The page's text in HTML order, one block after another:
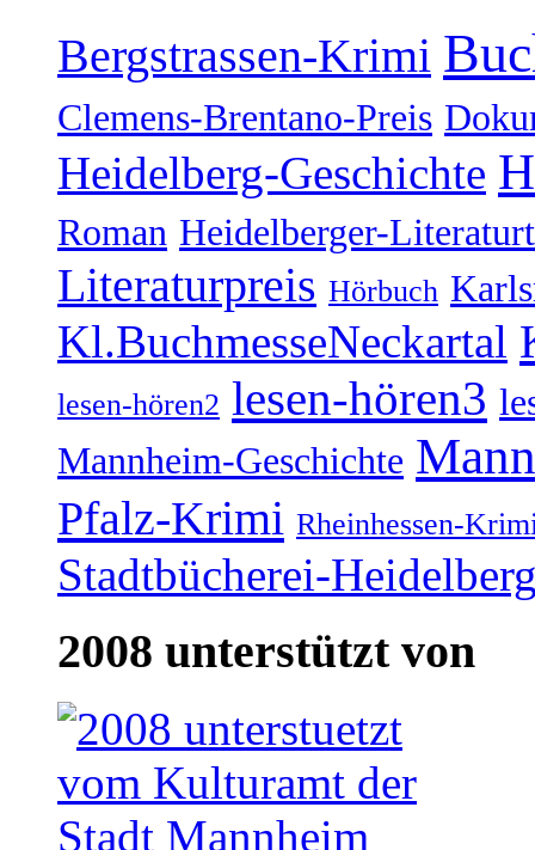
Bergstrassen-Krimi
Clemens-Brentano-Preis
Heidelberg-Geschichte
Roman Heidelberger-
Literaturpreis Hörbuch
Kl.BuchmesseNeckartal
lesen-hören2 lesen-hören3
Mannheim-Geschichte
Pfalz-Krimi Rheinhessen-
Stadtbücherei-
2008 unterstützt von